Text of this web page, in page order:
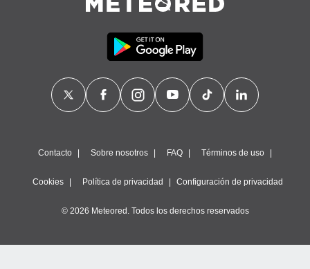
Contacto Sobre nosotros FAQ Términos de uso
Cookies Política de privacidad Configuración de privacidad
© 2026 Meteored. Todos los derechos reservados